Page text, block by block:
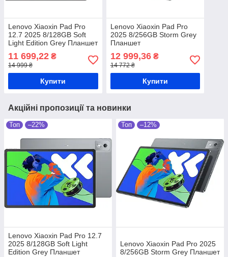
Lenovo Xiaoxin Pad Pro
12.7 2025 8/128GB Soft
Light Edition Grey Планшет
11 699,22 ₴
14 999 ₴
Купити
Lenovo Xiaoxin Pad Pro
2025 8/256GB Storm Grey
Планшет
12 999,36₴
14 772 ₴
Купити
Акційні пропозиції та новинки
Топ –22%
Lenovo Xiaoxin Pad Pro 12.7
2025 8/128GB Soft Light
Edition Grey Планшет
Топ –12%
Lenovo Xiaoxin Pad Pro 2025
8/256GB Storm Grey Планшет